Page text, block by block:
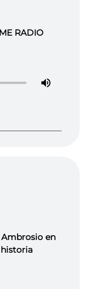
RADIO
Ambrosio en
historia